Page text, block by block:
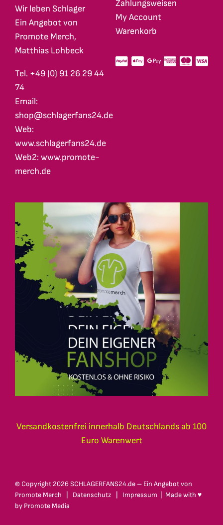
Wir leben Schlager
Ein Angebot von
Promote Merch,
Matthias Lohbeck
Tel. +49 (0) 91 26 29 44
74
Email:
shop@schlagerfans24.de
Web:
www.schlagerfans24.de
Web2: www.promote-
merch.de
Zahlungsweisen
My Account
Warenkorb
Versandkostenfrei innerhalb Deutschlands ab 100
Euro Warenwert
© Copyright 2026 SCHLAGERFANS24.de – Ein Angebot von
Promote Merch
Datenschutz Impressum | Made with ♥
by Promote Media